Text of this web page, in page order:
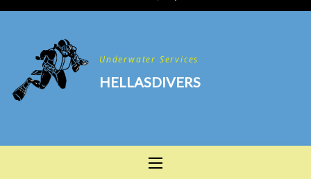
Underwater Services
HELLASDIVERS